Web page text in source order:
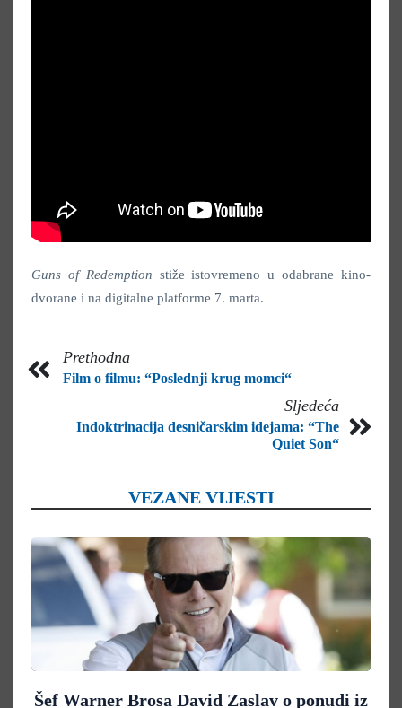
Guns of Redemption stiže istovremeno u odabrane kino-
dvorane i na digitalne platforme 7. marta.
Prethodna
Film o filmu: “Poslednji krug momci“
Sljedeća
Indoktrinacija desničarskim idejama: “The
Quiet Son“
VEZANE VIJESTI
Šef Warner Brosa David Zaslav o ponudi iz